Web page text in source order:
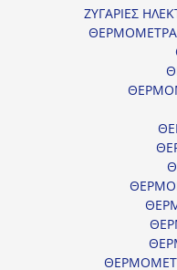
ΖΥΓΑΡΙΕΣ
ΘΕΡΜΟΜΕΤΡΑ